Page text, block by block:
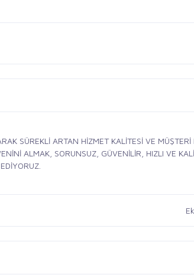
SÜREKLİ ARTAN HİZMET KALİTESİ VE
ALMAK, SORUNSUZ, GÜVENİLİR, HIZLI VE